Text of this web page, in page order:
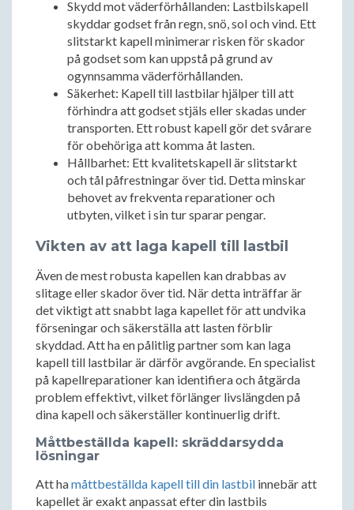
Skydd mot väderförhållanden: Lastbilskapell
skyddar godset från regn, snö, sol och vind. Ett
slitstarkt kapell minimerar risken för skador
på godset som kan uppstå på grund av
ogynnsamma väderförhållanden.
Säkerhet: Kapell till lastbilar hjälper till att
förhindra att godset stjäls eller skadas under
transporten. Ett robust kapell gör det svårare
för obehöriga att komma åt lasten.
Hållbarhet: Ett kvalitetskapell är slitstarkt
och tål påfrestningar över tid. Detta minskar
behovet av frekventa reparationer och
utbyten, vilket i sin tur sparar pengar.
Vikten av att laga kapell till lastbil
Även de mest robusta kapellen kan drabbas av
slitage eller skador över tid. När detta inträffar är
det viktigt att snabbt laga kapellet för att undvika
förseningar och säkerställa att lasten förblir
skyddad. Att ha en pålitlig partner som kan laga
kapell till lastbilar är därför avgörande. En specialist
på kapellreparationer kan identifiera och åtgärda
problem effektivt, vilket förlänger livslängden på
dina kapell och säkerställer kontinuerlig drift.
Måttbeställda kapell: skräddarsydda
lösningar
Att hamåttbeställda kapell till din lastbil innebär att
kapellet är exakt anpassat efter din lastbils